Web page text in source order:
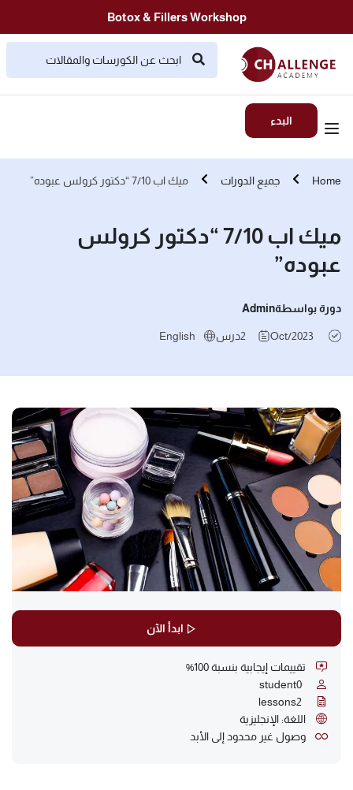
Botox & Fillers Workshop
البدء
Home جميع الدورات ميك اب 7/10 “دكتور كرولس عبوده”
ميك اب 7/10 “دكتور كرولس
عبوده”
دورة بواسطةAdmin
Oct/2023
2درس English
ابدأ الآن
تقييمات إيجابية بنسبة 100%
0
student
2
lessons
اللغة: الإنجليزية
وصول غير محدود إلى الأبد